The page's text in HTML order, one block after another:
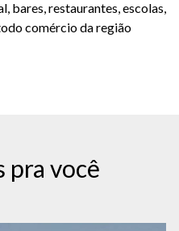
bares, restaurantes, escolas,
comércio da região
pra você